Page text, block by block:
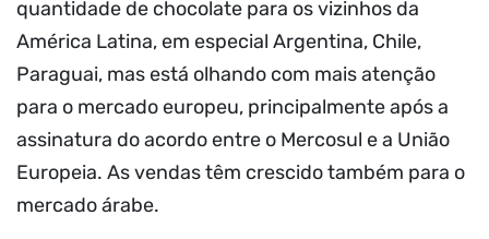
quantidade de chocolate para os vizinhos da
América Latina, em especial Argentina, Chile,
Paraguai, mas está olhando com mais atenção
para o mercado europeu, principalmente após a
assinatura do acordo entre o Mercosul e a União
Europeia. As vendas têm crescido também para o
mercado árabe.